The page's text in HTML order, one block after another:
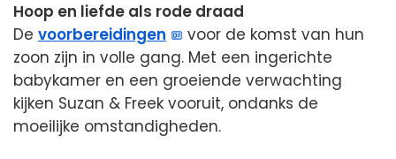
Hoop en liefde als rode draad
De voorbereidingen
voor de komst van hun
zoon zijn in volle gang. Met een ingerichte
babykamer en een groeiende verwachting
kijken Suzan & Freek vooruit, ondanks de
moeilijke omstandigheden.